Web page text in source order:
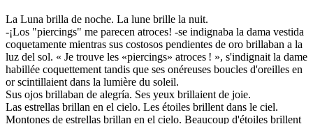
La Luna brilla de noche. La lune brille la nuit.
-¡Los "piercings" me parecen atroces! -se indignaba la dama vestida
coquetamente mientras sus costosos pendientes de oro brillaban a la
luz del sol. « Je trouve les «piercings» atroces ! », s'indignait la dame
habillée coquettement tandis que ses onéreuses boucles d'oreilles en
orscintillaientdans la lumière du soleil.
Sus ojos brillaban de alegría. Ses yeux brillaientde joie.
Las estrellas brillan en el cielo. Les étoiles brillentdans le ciel.
Montones de estrellas brillan en el cielo. Beaucoup d'étoiles brillent